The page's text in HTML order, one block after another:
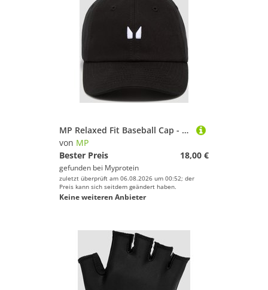
MP Relaxed Fit Baseball Cap - Black
von MP
Bester Preis
18,00 €
gefunden bei Myprotein
zuletzt überprüft am 06.08.2026 um 00:52; der
Preis kann sich seitdem geändert haben.
Keine weiteren Anbieter